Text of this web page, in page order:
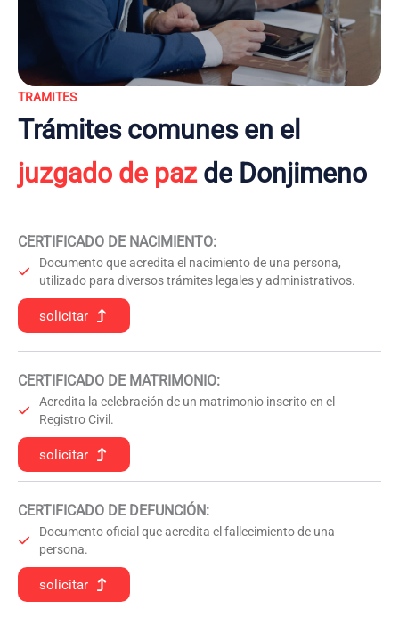
TRAMITES
Trámites comunes en el
juzgado de pazde Donjimeno
CERTIFICADO DE NACIMIENTO:
Documento que acredita el nacimiento de una persona,
utilizado para diversos trámites legales y administrativos.
solicitar
CERTIFICADO DE MATRIMONIO:
Acredita la celebración de un matrimonio inscrito en el
Registro Civil.
solicitar
CERTIFICADO DE DEFUNCIÓN:
Documento oficial que acredita el fallecimiento de una
persona.
solicitar